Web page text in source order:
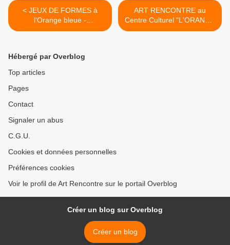
< JEUX DE FORMES à
l'Orange bleue -
EAUBONNE
ART RENCONTRE au
Centre Culturel "L'ORANGE
BLEUE" >
Hébergé par Overblog
Top articles
Pages
Contact
Signaler un abus
C.G.U.
Cookies et données personnelles
Préférences cookies
Voir le profil de Art Rencontre sur le portail Overblog
Créer un blog sur Overblog
Créer un blog